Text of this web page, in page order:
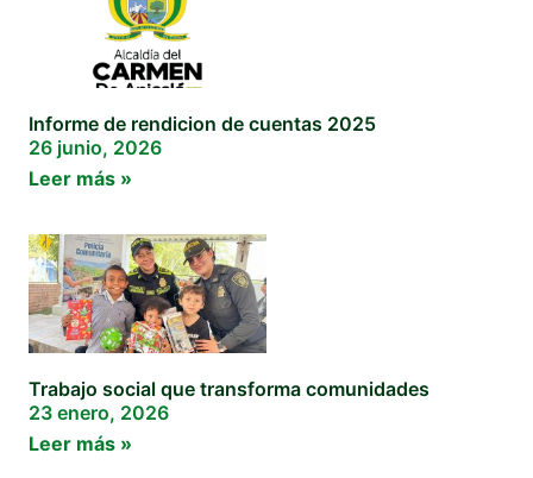
Informe de rendicion de cuentas 2025
26 junio, 2026
Leer más »
Trabajo social que transforma comunidades
23 enero, 2026
Leer más »